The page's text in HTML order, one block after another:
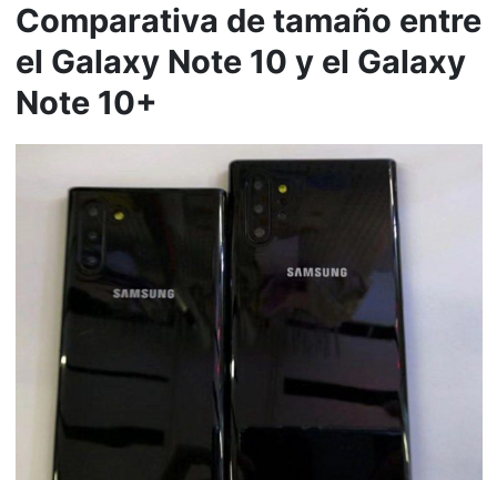
Comparativa de tamaño entre
el Galaxy Note 10 y el Galaxy
Note 10+